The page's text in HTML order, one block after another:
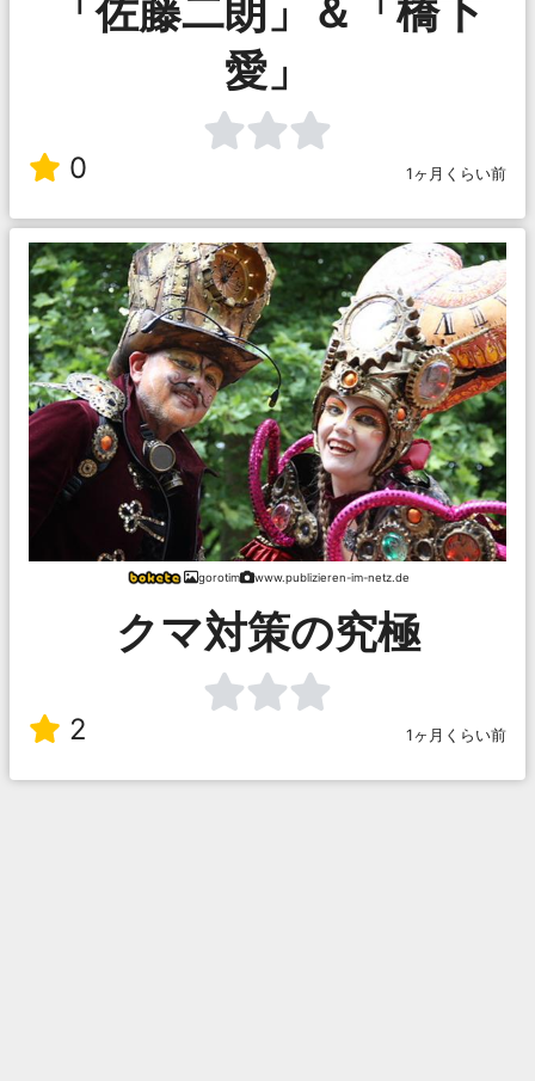
「佐藤二朗」＆「橋下
愛」
0 1ヶ月くらい前
gorotim www.publizieren-im-netz.de
クマ対策の究極
2 1ヶ月くらい前